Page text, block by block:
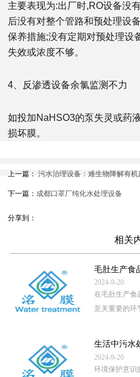
主要表现为:出厂时,RO设备没
后没有对整个管路和预处理设
保养措施;没有定期对预处理设
失效或浓度不够。
4、反渗透设备余氯监测不力
如投加NaHSO3的泵失灵或药
损坏膜。
上一篇： 污水治理设备：难生物降解有
下一篇： 成都口罩厂纯化水处理设备
分享到：
相关
毛肚生产食
2024-9-20
在毛肚生产食
至关重要的环
生活中污水
2024-9-20
环境保护意识